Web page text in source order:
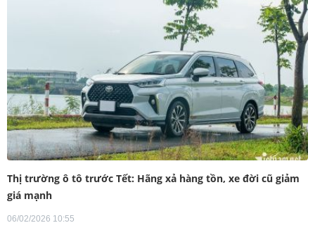
Thị trường ô tô trước Tết: Hãng xả hàng tồn, xe đời cũ giảm
giá mạnh
06/02/2026 10:55